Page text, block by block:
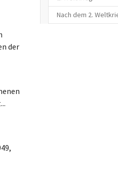
der
Nach dem 2.